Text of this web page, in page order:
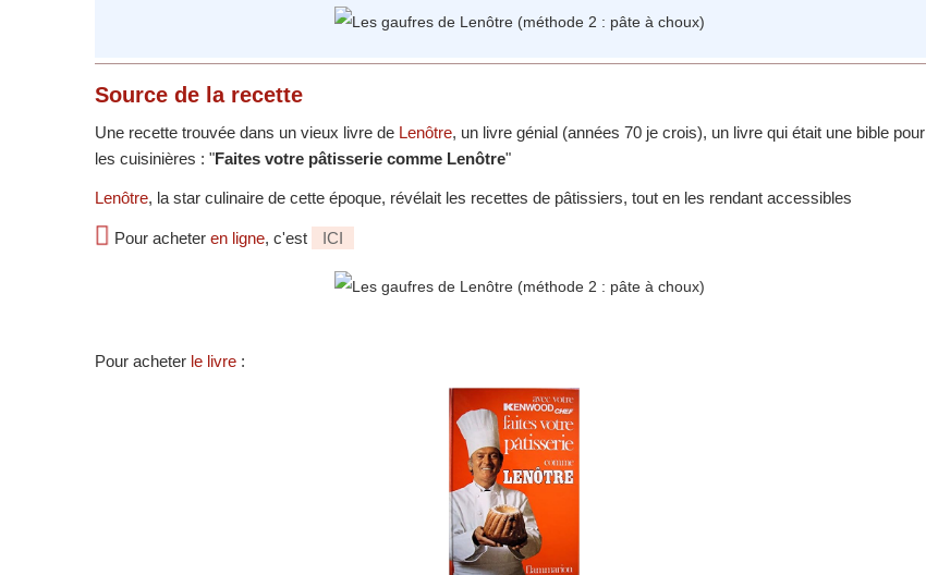
Source de la recette
Une recette trouvée dans un vieux livre de Lenôtre, un livre génial (années 70 je crois), un livre qui était une bible pour
les cuisinières : "Faites votre pâtisserie comme Lenôtre"
Lenôtre, la star culinaire de cette époque, révélait les recettes de pâtissiers, tout en les rendant accessibles
Pour acheter en ligne, c'est ICI
Pour acheter le livre :